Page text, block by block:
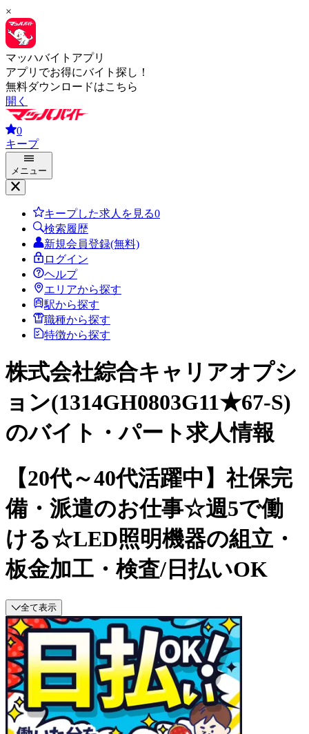
×
マッハバイトアプリ
アプリでお得にバイト探し！
無料ダウンロードはこちら
開く
0
キープ
メニュー
キープした求人を見る0
検索履歴
新規会員登録(無料)
ログイン
ヘルプ
エリアから探す
駅から探す
職種から探す
特徴から探す
株式会社綜合キャリアオプシ
ョン(1314GH0803G11★67-S)
のバイト・パート求人情報
【20代～40代活躍中】社保完
備・派遣のお仕事☆週5で働
ける☆LED照明機器の組立・
板金加工・検査/日払いOK
全て表示